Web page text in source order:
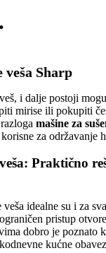
veša Sharp
i dalje postoji
mirise ili pokupiti
mašine za
za održavanje
Praktično
veša idealne su i za
pristup
dobro je poznato
kućne